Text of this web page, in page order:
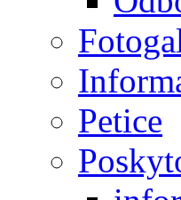
Petice